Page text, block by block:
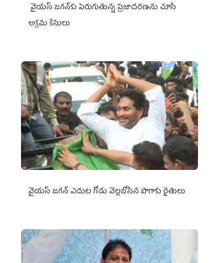
వైయ‌స్ జగన్‌కు పెరుగుతున్న ప్రజాదరణను చూసి
అక్రమ కేసులు
వైయ‌స్‌ జగన్ ఎదుట గోడు వెల్లబోసిన పొగాకు రైతులు